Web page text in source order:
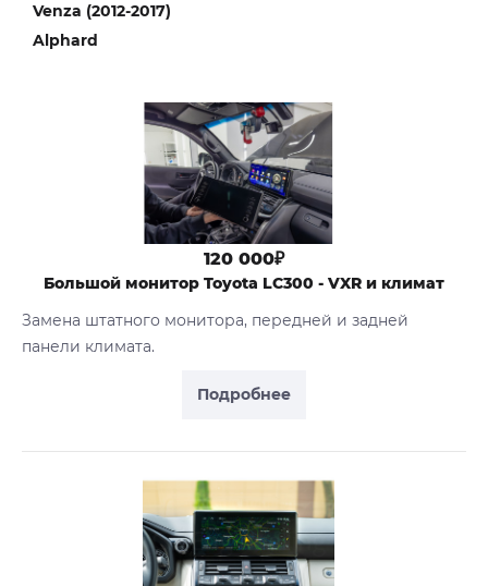
Alphard
Venza (2012-2017)
Подробнее
120 000₽
Большой монитор Toyota LC300 - VXR и климат
Замена штатного монитора, передней и задней
панели климата.